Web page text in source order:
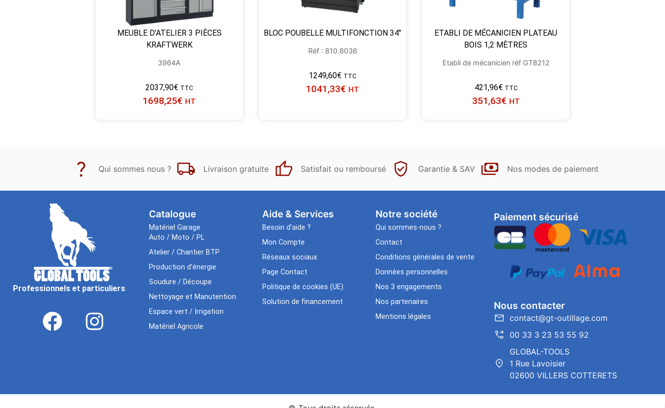
MEUBLE D’ATELIER 3 PIÈCES
KRAFTWERK
3964A
2037,90€ TTC
1698,25€ HT
BLOC POUBELLE MULTIFONCTION 34″
Réf : 810.8036
1249,60€ TTC
1041,33€ HT
ETABLI DE MÉCANICIEN PLATEAU
BOIS 1,2 MÈTRES
Etabli de mécanicien réf GT8212
421,96€ TTC
351,63€ HT
Qui sommes nous ? Livraison gratuite Satisfait ou remboursé Garantie & SAV Nos modes de paiement
Professionnels et particuliers
Catalogue
Matériel Garage
Auto / Moto / PL
Atelier / Chantier BTP
Production d’énergie
Soudure / Découpe
Nettoyage et Manutention
Espace vert / Irrigation
Matériel Agricole
Aide & Services​
Besoin d’aide ?
Mon Compte
Réseaux sociaux
Page Contact
Politique de cookies (UE)
Solution de financement
Notre société
Qui sommes-nous ?
Contact
Conditions générales de vente
Données personnelles
Nos 3 engagements
Nos partenaires
Mentions légales
Paiement sécurisé
Nous contacter
contact@gt-outillage.com
00 33 3 23 53 55 92
GLOBAL-TOOLS
1 Rue Lavoisier
02600 VILLERS COTTERETS